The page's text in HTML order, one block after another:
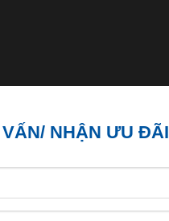
NHẬN ƯU ĐÃI